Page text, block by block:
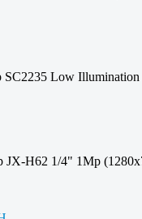
SC2235 Low
JX-H62 1/4" 1Mp